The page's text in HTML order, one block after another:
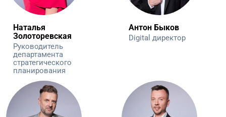
Наталья
Золоторевская
Руководитель
департамента
стратегического
планирования
Антон Быков
Digital директор